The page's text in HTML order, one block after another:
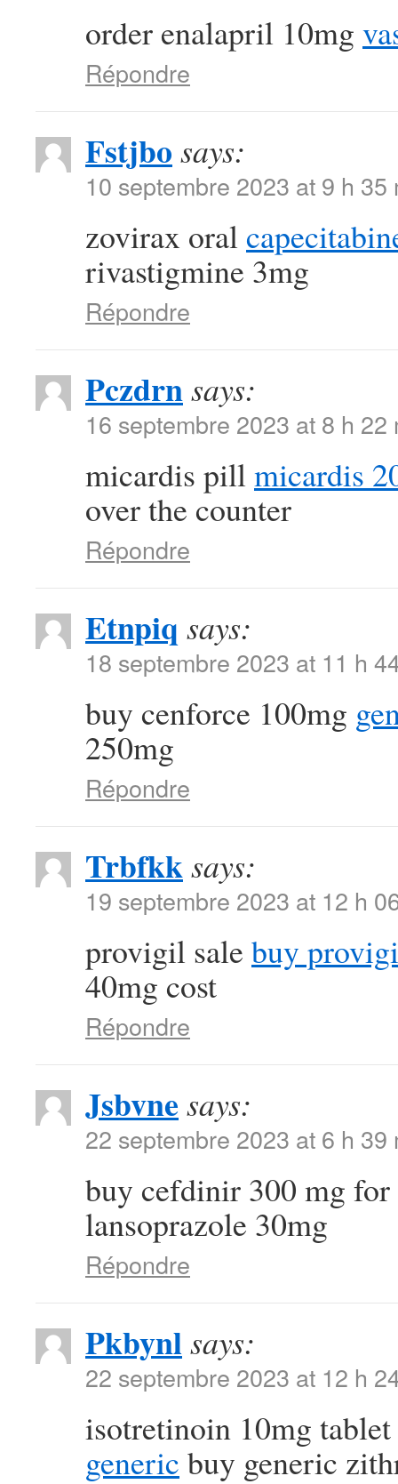
order enalapril 10mg
Répondre
Fstjbo says:
10 septembre 2023 at 9 h 35
zovirax oral
rivastigmine 3mg
Répondre
Pczdrnsays:
16 septembre 2023 at 8 h 22
micardis pillmicardis
over the counter
Répondre
Etnpiq says:
18 septembre 2023 at 11 h
buy cenforce 100mg
250mg
Répondre
Trbfkksays:
19 septembre 2023 at 12 h
provigil sale buy
40mg cost
Répondre
Jsbvne says:
22 septembre 2023 at 6 h 39
buy cefdinir 300 mg
lansoprazole 30mg
Répondre
Pkbynlsays:
22 septembre 2023 at 12 h
isotretinoin 10mg tablet
generic buy generic